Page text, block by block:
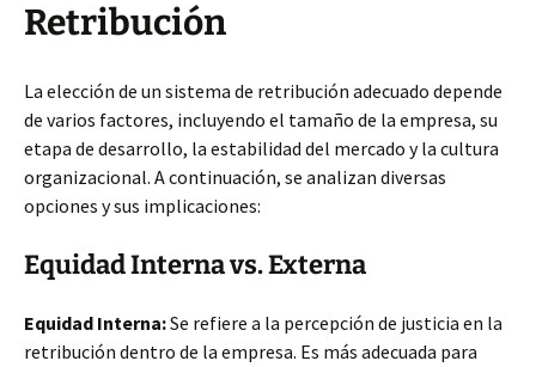
Retribución
La elección de un sistema de retribución adecuado depende
de varios factores, incluyendo el tamaño de la empresa, su
etapa de desarrollo, la estabilidad del mercado y la cultura
organizacional. A continuación, se analizan diversas
opciones y sus implicaciones:
Equidad Interna vs. Externa
Equidad Interna:Se refiere a la percepción de justicia en la
retribución dentro de la empresa. Es más adecuada para